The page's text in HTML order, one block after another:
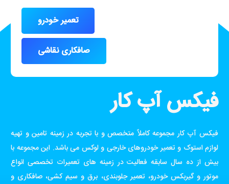
تعمیر خودرو
صافکاری نقاشی
فیکس آپ کار
فیکس آپ کار مجموعه کاملاً متخصص و با تجربه در زمینه تامین و تهیه
لوازم استوک و تعمیر خودروهای خارجی و لوکس می باشد. این مجموعه با
بیش از ده سال سابقه فعالیت در زمینه های تعمیرات تخصصی انواع
موتور و گیربکس خودرو، تعمیر جلوبندی، برق و سیم کشی، صافکاری و